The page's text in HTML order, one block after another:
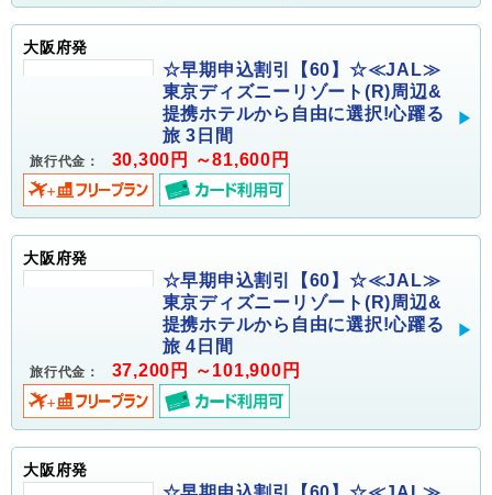
大阪府発
☆早期申込割引【60】☆≪JAL≫
東京ディズニーリゾート(R)周辺&
提携ホテルから自由に選択!心躍る
旅 3日間
旅行代金： 30,300円 ～81,600円
大阪府発
☆早期申込割引【60】☆≪JAL≫
東京ディズニーリゾート(R)周辺&
提携ホテルから自由に選択!心躍る
旅 4日間
旅行代金： 37,200円 ～101,900円
大阪府発